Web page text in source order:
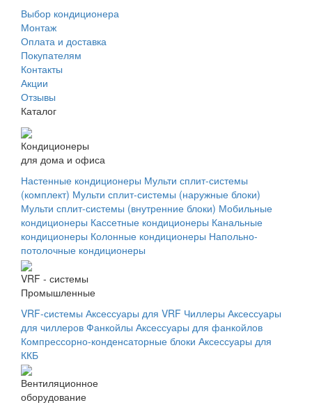
Выбор кондиционера
Монтаж
Оплата и доставка
Покупателям
Контакты
Акции
Отзывы
Каталог
Кондиционеры
для дома и офиса
Настенные кондиционеры Мульти сплит-системы
(комплект) Мульти сплит-системы (наружные блоки)
Мульти сплит-системы (внутренние блоки) Мобильные
кондиционеры Кассетные кондиционеры Канальные
кондиционеры Колонные кондиционеры Напольно-
потолочные кондиционеры
VRF - системы
Промышленные
VRF-системы Аксессуары для VRF Чиллеры Аксессуары
для чиллеров Фанкойлы Аксессуары для фанкойлов
Компрессорно-конденсаторные блоки Аксессуары для
ККБ
Вентиляционное
оборудование